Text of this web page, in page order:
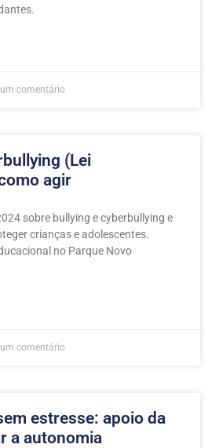
comentário
(Lei
agir
sobre bullying e cyberbullying e
crianças e adolescentes.
no Parque Novo
comentário
estresse: apoio da
a autonomia